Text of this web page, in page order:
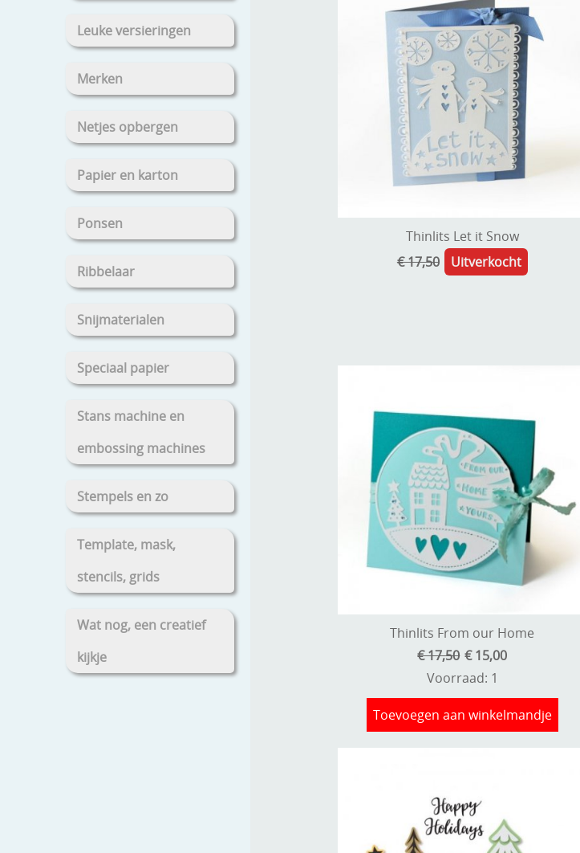
Leuke versieringen
Merken
Netjes opbergen
Papier en karton
Ponsen
Ribbelaar
Snijmaterialen
Speciaal papier
Stans machine en
embossing machines
Stempels en zo
Template, mask,
stencils, grids
Wat nog, een creatief
kijkje
Thinlits Let it Snow
€ 17,50
Uitverkocht
Thinlits From our Home
€ 17,50 € 15,00
Voorraad: 1
Toevoegen aan winkelmandje